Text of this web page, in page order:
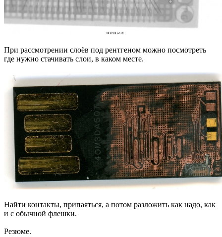
При рассмотрении слоёв под рентгеном можно посмотреть
где нужно стачивать слои, в каком месте.
Найти контакты, припаяться, а потом разложить как надо, как
и с обычной флешки.
Резюме.